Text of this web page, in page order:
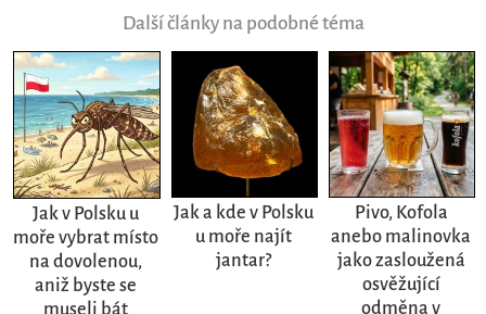
Další články na podobné téma
Jak v Polsku u
moře vybrat místo
na dovolenou,
aniž byste se
museli bát
Jak a kde v Polsku
u moře najít
jantar?
Pivo, Kofola
anebo malinovka
jako zasloužená
osvěžující
odměna v